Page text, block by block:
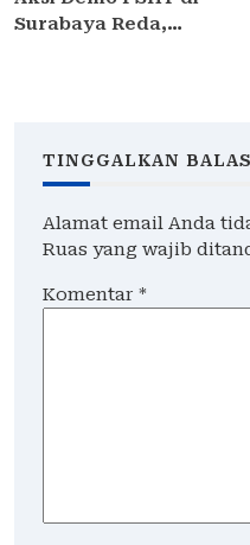
Surabaya Reda,
TINGGALKAN
Alamat email Anda
Ruas yang wajib
Komentar *